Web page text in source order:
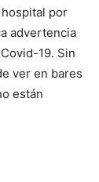
por
advertencia
19. Sin
ver en bares
están